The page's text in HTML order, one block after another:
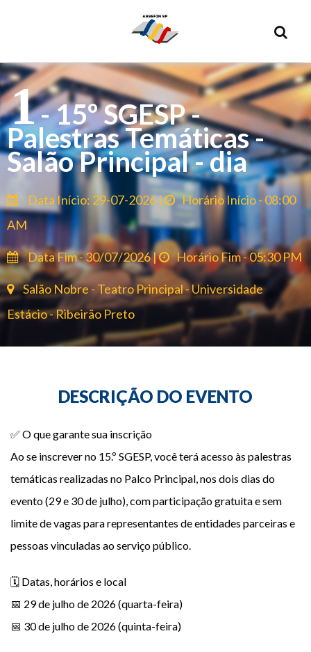
1- 15º SGESP -
Palestras Temáticas -
Salão Principal - dia
Data Início: 29-07-2026 |
Horário Início - 08:00
AM
Data Fim - 30/07/2026 | Horário Fim - 05:30 PM
Salão Nobre - Teatro Principal - Universidade
Estácio - Ribeirão Preto
DESCRIÇÃO DO EVENTO
✅ O que garante sua inscrição
Ao se inscrever no 15.º SGESP, você terá acesso às palestras
temáticas realizadas no Palco Principal, nos dois dias do
evento (29 e 30 de julho), com participação gratuita e sem
limite de vagas para representantes de entidades parceiras e
pessoas vinculadas ao serviço público.
🗓️ Datas, horários e local
📅 29 de julho de 2026 (quarta-feira)
📅 30 de julho de 2026 (quinta-feira)